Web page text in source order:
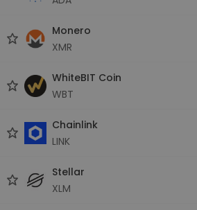
Monero
XMR
WhiteBIT Coin
WBT
Chainlink
LINK
Stellar
XLM